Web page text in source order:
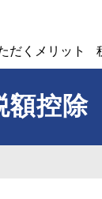
だくメリット
額控除